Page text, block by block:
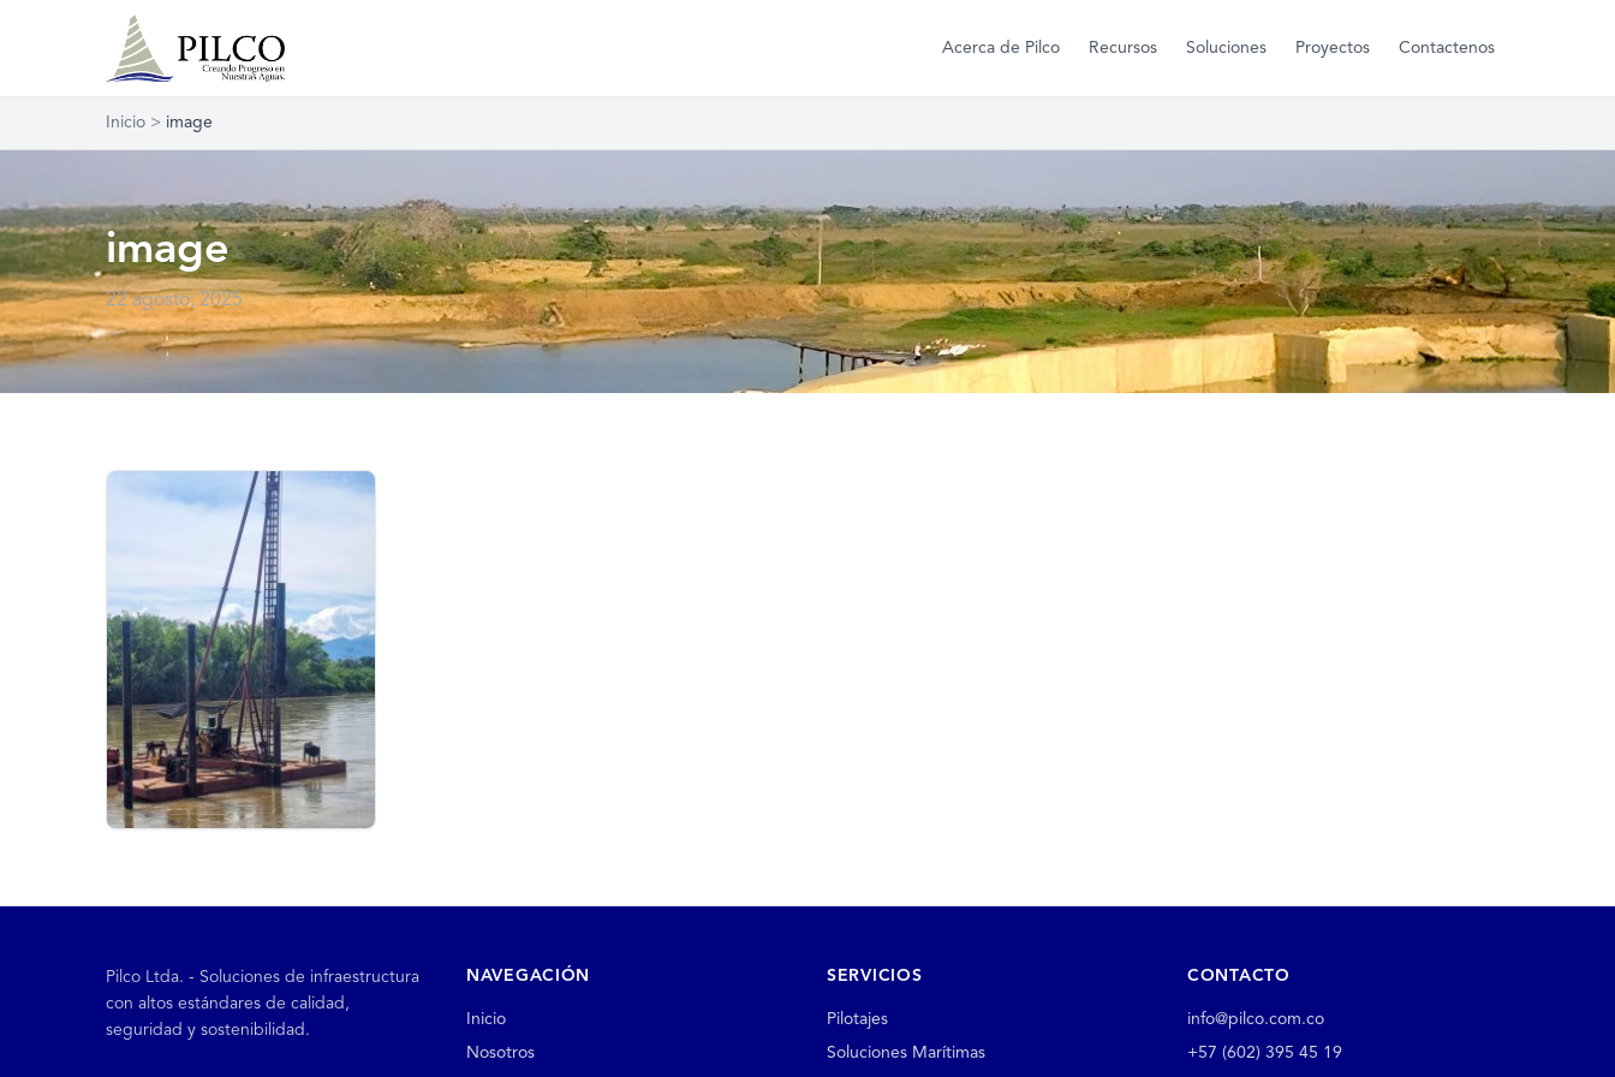
Acerca de Pilco Recursos Soluciones Proyectos Contactenos
Inicio > image
image
22 agosto, 2025
Pilco Ltda. - Soluciones de infraestructura
con altos estándares de calidad,
seguridad y sostenibilidad.
NAVEGACIÓN
Inicio
Nosotros
SERVICIOS
Pilotajes
Soluciones Marítimas
CONTACTO
info@pilco.com.co
+57 (602) 395 45 19